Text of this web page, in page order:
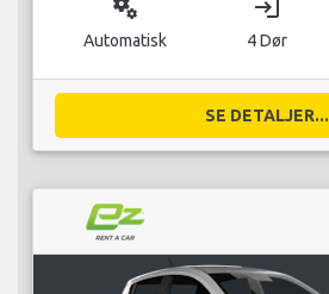
miscellaneous_services
Automatisk
login
4 Dør
SE DETALJER...